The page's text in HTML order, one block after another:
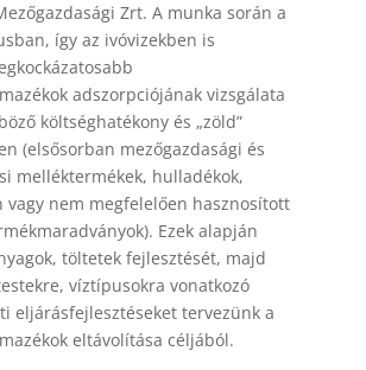
Zrt. A munka során a
így az ivóvizekben is
adszorpciójának vizsgálata
költséghatékony és „zöld”
(elsősorban mezőgazdasági és
melléktermékek, hulladékok,
vagy nem megfelelően hasznosított
Ezek alapján
töltetek fejlesztését, majd
víztípusokra vonatkozó
eljárásfejlesztéseket tervezünk a
eltávolítása céljából.